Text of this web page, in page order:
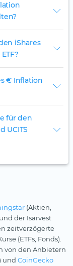
iShares
€ Inflation
für den
UCITS
(Aktien,
der Isarvest
zeitverzögerte
(ETFs, Fonds).
von den Anbietern
und CoinGecko